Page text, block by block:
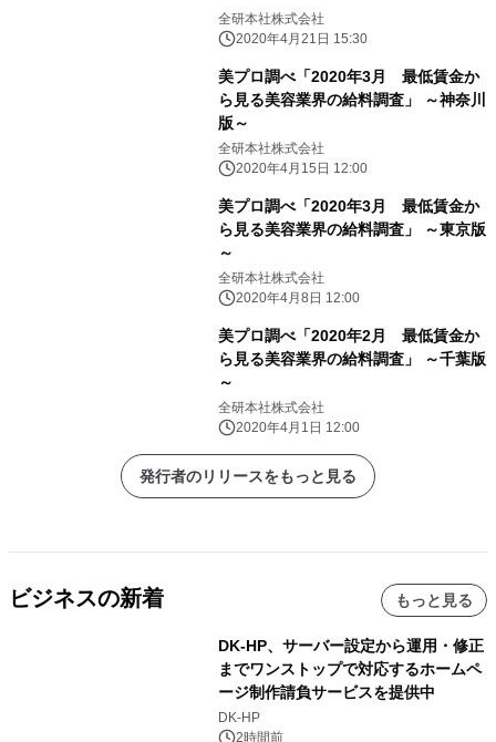
全研本社株式会社
2020年4月21日 15:30
美プロ調べ「2020年3月 最低賃金か
ら見る美容業界の給料調査」 ～神奈川
版～
全研本社株式会社
2020年4月15日 12:00
美プロ調べ「2020年3月 最低賃金か
ら見る美容業界の給料調査」 ～東京版
～
全研本社株式会社
2020年4月8日 12:00
美プロ調べ「2020年2月 最低賃金か
ら見る美容業界の給料調査」 ～千葉版
～
全研本社株式会社
2020年4月1日 12:00
発行者のリリースをもっと見る
ビジネスの新着 もっと見る
DK-HP、サーバー設定から運用・修正
までワンストップで対応するホームペ
ージ制作請負サービスを提供中
DK-HP
2時間前